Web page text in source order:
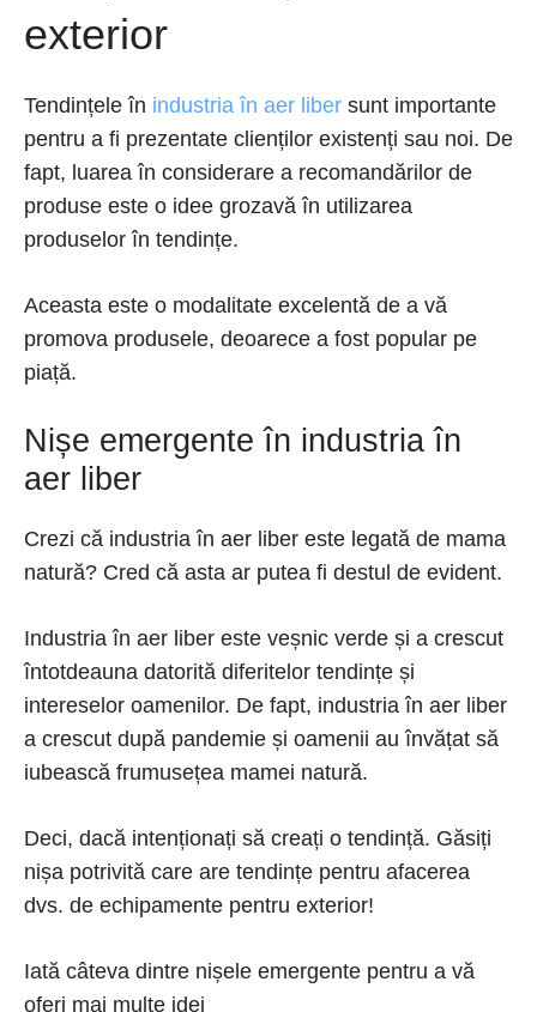
exterior
Tendințele în industria în aer liber sunt importante
pentru a fi prezentate clienților existenți sau noi. De
fapt, luarea în considerare a recomandărilor de
produse este o idee grozavă în utilizarea
produselor în tendințe.
Aceasta este o modalitate excelentă de a vă
promova produsele, deoarece a fost popular pe
piață.
Nișe emergente în industria în
aer liber
Crezi că industria în aer liber este legată de mama
natură? Cred că asta ar putea fi destul de evident.
Industria în aer liber este veșnic verde și a crescut
întotdeauna datorită diferitelor tendințe și
intereselor oamenilor. De fapt, industria în aer liber
a crescut după pandemie și oamenii au învățat să
iubească frumusețea mamei natură.
Deci, dacă intenționați să creați o tendință. Găsiți
nișa potrivită care are tendințe pentru afacerea
dvs. de echipamente pentru exterior!
Iată câteva dintre nișele emergente pentru a vă
oferi mai multe idei